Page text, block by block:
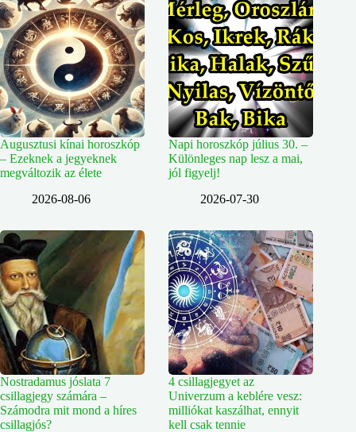
Augusztusi kínai horoszkóp
– Ezeknek a jegyeknek
megváltozik az élete
2026-08-06
Napi horoszkóp július 30. –
Különleges nap lesz a mai,
jól figyelj!
2026-07-30
Nostradamus jóslata 7
csillagjegy számára –
Számodra mit mond a híres
csillagjós?
4 csillagjegyet az
Univerzum a keblére vesz:
milliókat kaszálhat, ennyit
kell csak tennie